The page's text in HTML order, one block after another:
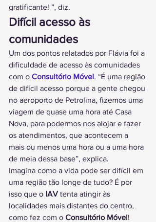
gratificante! ”, diz.
Difícil acesso às
comunidades
Um dos pontos relatados por Flávia foi a
dificuldade de acesso às comunidades
com o Consultório Móvel. “É uma região
de difícil acesso porque a gente chegou
no aeroporto de Petrolina, fizemos uma
viagem de quase uma hora até Casa
Nova, para podermos nos alojar e fazer
os atendimentos, que acontecem a
mais ou menos uma hora ou a uma hora
de meia dessa base”, explica.
Imagina como a vida pode ser difícil em
uma região tão longe de tudo? É por
isso que o IAV tenta atingir às
localidades mais distantes do centro,
como fez com o Consultório Móvel!